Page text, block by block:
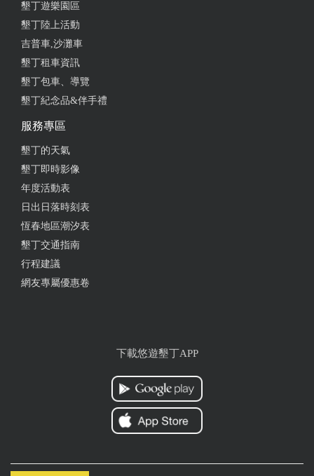
墾丁遊樂園區
墾丁陸上活動
吉普車,沙灘車
墾丁租車資訊
墾丁包車、導覽
墾丁紀念品&伴手禮
服務專區
墾丁的天氣
墾丁即時影像
年度活動表
日出日落時刻表
恆春地區潮汐表
墾丁交通指南
行程建議
網友專屬優惠卷
下載悠遊墾丁APP